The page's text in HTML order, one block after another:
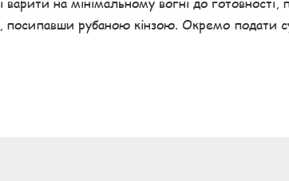
рубаною кінзою. Окремо подати